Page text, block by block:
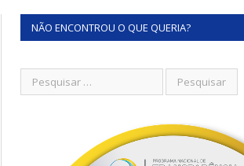
NÃO ENCONTROU O QUE QUERIA?